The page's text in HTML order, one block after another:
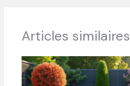
Articles similaires